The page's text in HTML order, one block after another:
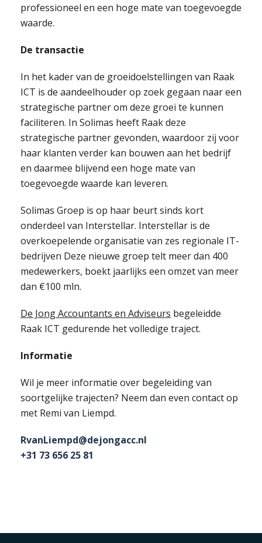
professioneel en een hoge mate van toegevoegde
waarde.
De transactie
In het kader van de groeidoelstellingen van Raak
ICT is de aandeelhouder op zoek gegaan naar een
strategische partner om deze groei te kunnen
faciliteren. In Solimas heeft Raak deze
strategische partner gevonden, waardoor zij voor
haar klanten verder kan bouwen aan het bedrijf
en daarmee blijvend een hoge mate van
toegevoegde waarde kan leveren.
Solimas Groep is op haar beurt sinds kort
onderdeel van Interstellar. Interstellar is de
overkoepelende organisatie van zes regionale IT-
bedrijven Deze nieuwe groep telt meer dan 400
medewerkers, boekt jaarlijks een omzet van meer
dan €100 mln.
De Jong Accountants en Adviseurs begeleidde
Raak ICT gedurende het volledige traject.
Informatie
Wil je meer informatie over begeleiding van
soortgelijke trajecten? Neem dan even contact op
met Remi van Liempd.
RvanLiempd@dejongacc.nl
+31 73 656 25 81